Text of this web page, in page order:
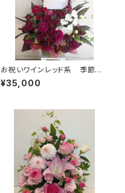
お祝いワインレッド系 季節の
お任せアレンジメント 送料
別 札別
¥35,000